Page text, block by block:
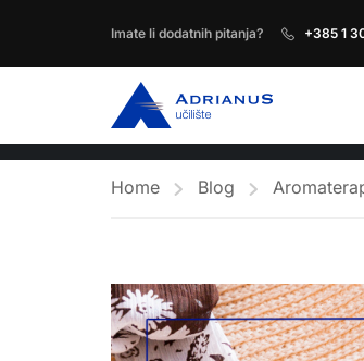
Imate li dodatnih pitanja? +385 1
Home Blog